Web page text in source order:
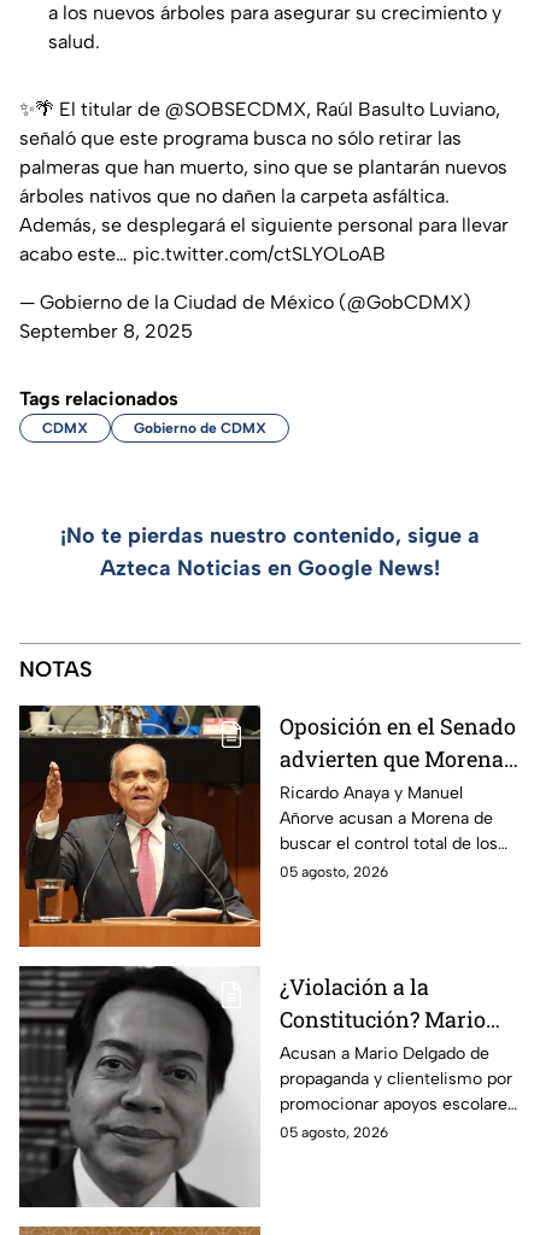
a los nuevos árboles para asegurar su crecimiento y
salud.
✨🌴 El titular de @SOBSECDMX, Raúl Basulto Luviano,
señaló que este programa busca no sólo retirar las
palmeras que han muerto, sino que se plantarán nuevos
árboles nativos que no dañen la carpeta asfáltica.
Además, se desplegará el siguiente personal para llevar
acabo este… pic.twitter.com/ctSLYOLoAB
— Gobierno de la Ciudad de México (@GobCDMX)
September 8, 2025
Tags relacionados
CDMX Gobierno de CDMX
¡No te pierdas nuestro contenido, sigue a
Azteca Noticias en Google News!
NOTAS
Oposición en el Senado
advierten que Morena
busca silenciar a la
prensa como en
Venezuela, Cuba y
Nicaragua
Ricardo Anaya y Manuel
Añorve acusan a Morena de
buscar el control total de los
medios con nuevos
05 agosto, 2026
¿Violación a la
Constitución? Mario
Delgado usa la beca
Rita Cetina para hacer
propaganda
Acusan a Mario Delgado de
propaganda y clientelismo por
promocionar apoyos escolares
como un “favor” del gobierno.
05 agosto, 2026